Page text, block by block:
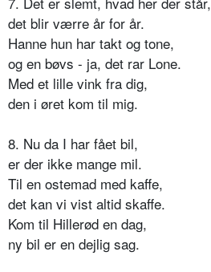
det blir værre år for år.
Hanne hun har takt og tone,
og en bøvs - ja, det rar Lone.
Med et lille vink fra dig,
den i øret kom til mig.
8. Nu da I har fået bil,
er der ikke mange mil.
Til en ostemad med kaffe,
det kan vi vist altid skaffe.
Kom til Hillerød en dag,
ny bil er en dejlig sag.